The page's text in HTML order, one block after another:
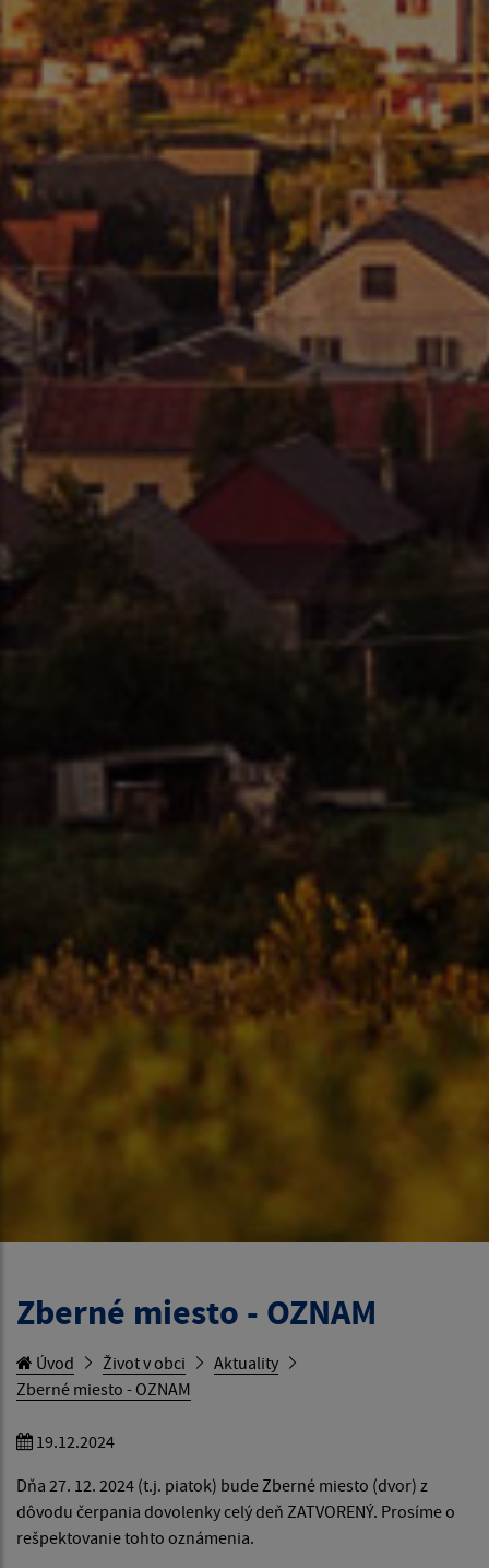
Zberné miesto - OZNAM
Úvod Život v obci
Aktuality
Zberné miesto - OZNAM
19.12.2024
Dňa 27. 12. 2024 (t.j. piatok) bude Zberné miesto (dvor) z
dôvodu čerpania dovolenky celý deň ZATVORENÝ. Prosíme o
rešpektovanie tohto oznámenia.